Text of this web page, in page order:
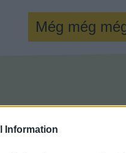
Information
Még még